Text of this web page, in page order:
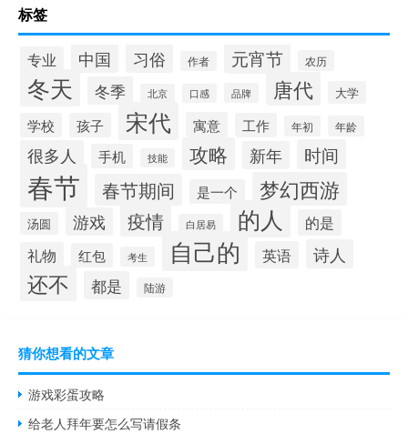
标签
专业 中国 习俗 作者 元宵节 农历
冬天 冬季 北京 口感 品牌 唐代 大学
学校 孩子 宋代 寓意 工作 年初 年龄
很多人 手机 技能 攻略 新年 时间
春节 春节期间 是一个 梦幻西游
汤圆 游戏 疫情 白居易 的人
的是
礼物
红包 考生 自己的 英语 诗人
还不 都是 陆游
猜你想看的文章
游戏彩蛋攻略
给老人拜年要怎么写请假条